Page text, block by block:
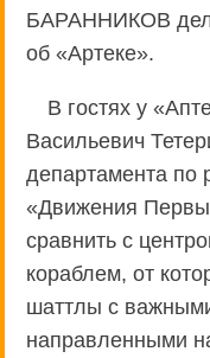
БАРАННИКОВ
об «Артеке».
В гостях у
Васильевич
департамента по
«Движения
сравнить с
кораблем, от
шаттлы с
направленными